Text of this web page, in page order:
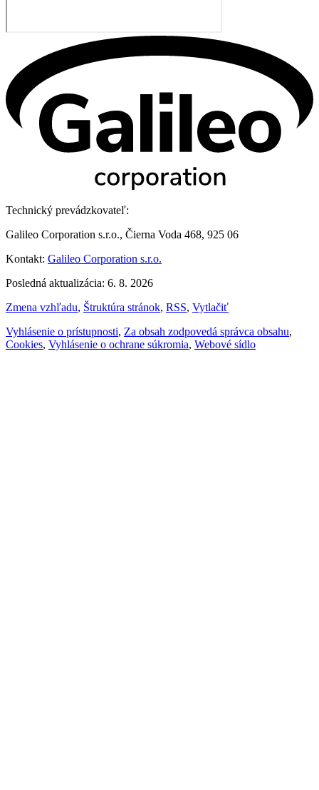
Technický prevádzkovateľ:
Galileo Corporation s.r.o., Čierna Voda 468, 925 06
Kontakt: Galileo Corporation s.r.o.
Posledná aktualizácia: 6. 8. 2026
Zmena vzhľadu, Štruktúra stránok, RSS, Vytlačiť
Vyhlásenie o prístupnosti, Za obsah zodpovedá správca obsahu,
Cookies, Vyhlásenie o ochrane súkromia, Webové sídlo